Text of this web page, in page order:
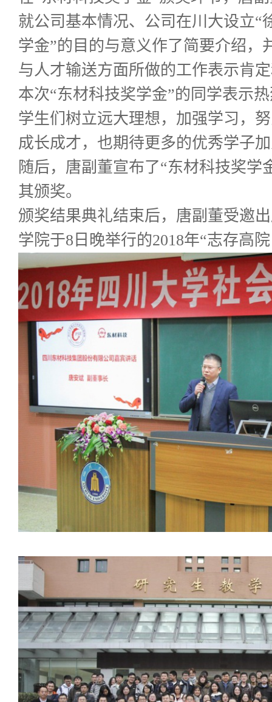
就公司基本情况、公司在川大设立“
学金”的目的与意义作了简要介绍，
与人才输送方面所做的工作表示肯
本次“东材科技奖学金”的同学表示
学生们树立远大理想，加强学习，
成长成才，也期待更多的优秀学子
随后，唐副董宣布了“东材科技奖学
其颁奖。
颁奖结果典礼结束后，唐副董受邀
学院于8日晚举行的2018年“志存高